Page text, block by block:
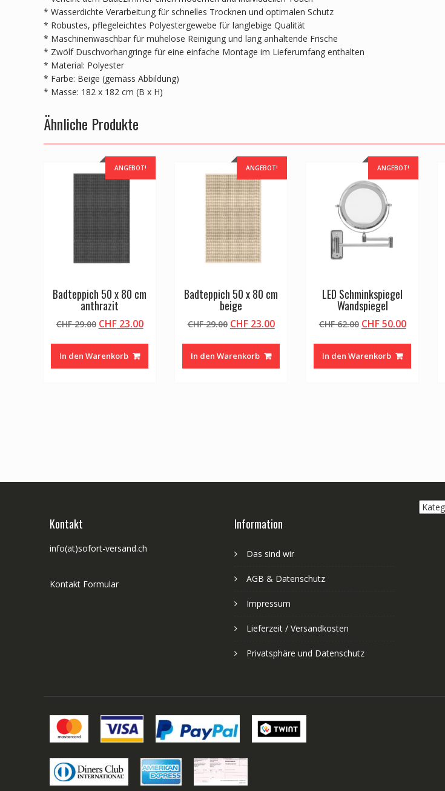
* Wasserdichte Verarbeitung für schnelles Trocknen und optimalen Schutz
* Robustes, pflegeleichtes Polyestergewebe für langlebige Qualität
* Maschinenwaschbar für mühelose Reinigung und lang anhaltende Frische
* Zwölf Duschvorhangringe für eine einfache Montage im Lieferumfang enthalten
* Material: Polyester
* Farbe: Beige (gemäss Abbildung)
* Masse: 182 x 182 cm (B x H)
Ähnliche Produkte
ANGEBOT!
Badteppich 50 x 80 cm
anthrazit
CHF29.00 Ursprünglicher
war:
CHF 29.00
CHF23.00Aktueller
In den Warenkorb
ANGEBOT!
Badteppich 50 x 80 cm
beige
CHF29.00 Ursprünglicher
war:
CHF 29.00
CHF23.00Aktueller
In den Warenkorb
ANGEBOT!
LED Schminkspiegel
Wandspiegel
CHF62.00 Ursprünglicher
war:
CHF 62.00
CHF50.00Aktueller
In den Warenkorb
Kontakt
info(at)sofort-versand.ch
Kontakt Formular
Information
Das sind wir
AGB & Datenschutz
Impressum
Lieferzeit / Versandkosten
Privatsphäre und Datenschutz